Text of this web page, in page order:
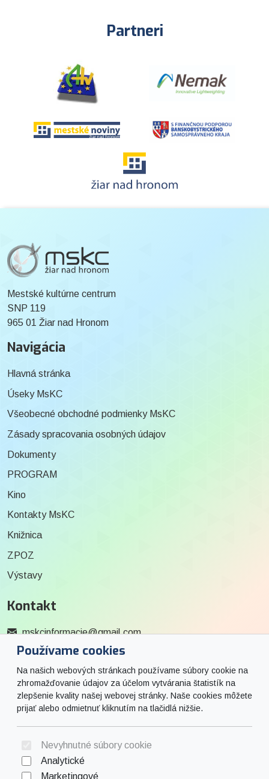
Partneri
Používame cookies
Na našich webových stránkach používame súbory cookie na
zhromažďovanie údajov za účelom vytvárania štatistík na
zlepšenie kvality našej webovej stránky. Naše cookies môžete
prijať alebo odmietnuť kliknutím na tlačidlá nižšie.
Nevyhnutné súbory cookie
Analytické
Marketingové
Mestské kultúrne centrum
SNP 119
965 01 Žiar nad Hronom
Navigácia
Hlavná stránka
Úseky MsKC
Všeobecné obchodné podmienky MsKC
Zásady spracovania osobných údajov
Dokumenty
PROGRAM
Kino
Kontakty MsKC
Knižnica
ZPOZ
Výstavy
Kontakt
mskcinformacie@gmail.com
0915 727 244
Social
Facebook